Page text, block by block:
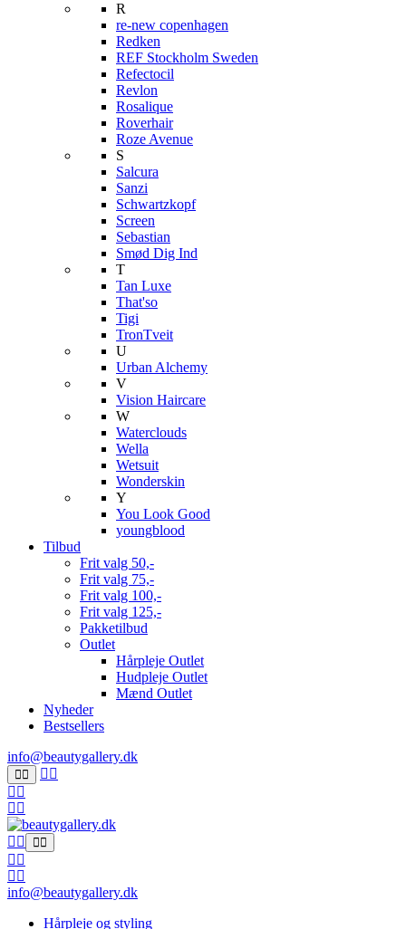
R
re-new copenhagen
Redken
REF Stockholm Sweden
Refectocil
Revlon
Rosalique
Roverhair
Roze Avenue
S
Salcura
Sanzi
Schwartzkopf
Screen
Sebastian
Smød Dig Ind
T
Tan Luxe
That'so
Tigi
TronTveit
U
Urban Alchemy
V
Vision Haircare
W
Waterclouds
Wella
Wetsuit
Wonderskin
Y
You Look Good
youngblood
Tilbud
Frit valg 50,-
Frit valg 75,-
Frit valg 100,-
Frit valg 125,-
Pakketilbud
Outlet
Hårpleje Outlet
Hudpleje Outlet
Mænd Outlet
Nyheder
Bestsellers
info@beautygallery.dk
info@beautygallery.dk
Hårpleje og styling